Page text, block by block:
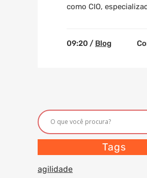
como CIO,
09:20 / Blog
Tags
agilidade